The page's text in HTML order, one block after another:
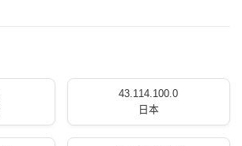
43.114.100.0
日本